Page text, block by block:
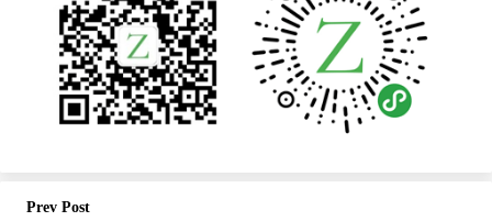
Prev Post